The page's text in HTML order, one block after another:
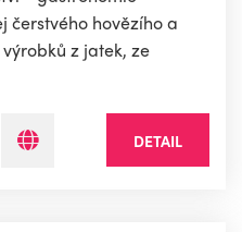
hovězího a
z jatek, ze
DETAIL